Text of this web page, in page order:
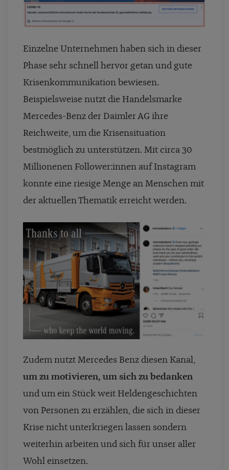
Einzelne Unternehmen haben sich in dieser
Phase sehr schnell hervor getan und gute
Krisenkommunikation bewiesen.
Beispielsweise nutzt die Handelsmarke
Mercedes-Benz der Daimler AG ihre
Reichweite, um die Krisensituation
bestmöglich zu unterstützen. Mit circa 30
Millionenen Follower:innen auf Instagram
konnte eine riesige Menge an Menschen mit
der aktuellen Thematik erreicht werden.
Zudem nutzt Mercedes Benz diesen Kanal,
um zu motivieren, um sich zu bedanken
und um ein Stück weit Heldengeschichten
von Personen zu erzählen, die sich in dieser
Krise nicht unterkriegen lassen sondern
weiterhin arbeiten und sich für unser aller
Wohl einsetzen.